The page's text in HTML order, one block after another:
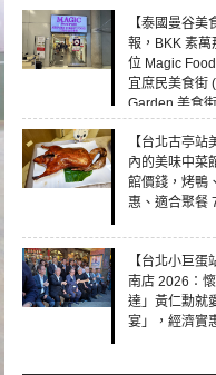
【泰國曼谷
報，BKK 素萬
位 Magic
宜庶民美食街
Garden 美食
【台北古亭
內的美味中菜
館價錢，烤鴨
惠、適合聚餐
【台北小巨
南店 2026：
達」黃仁勳就
宴」，經濟實